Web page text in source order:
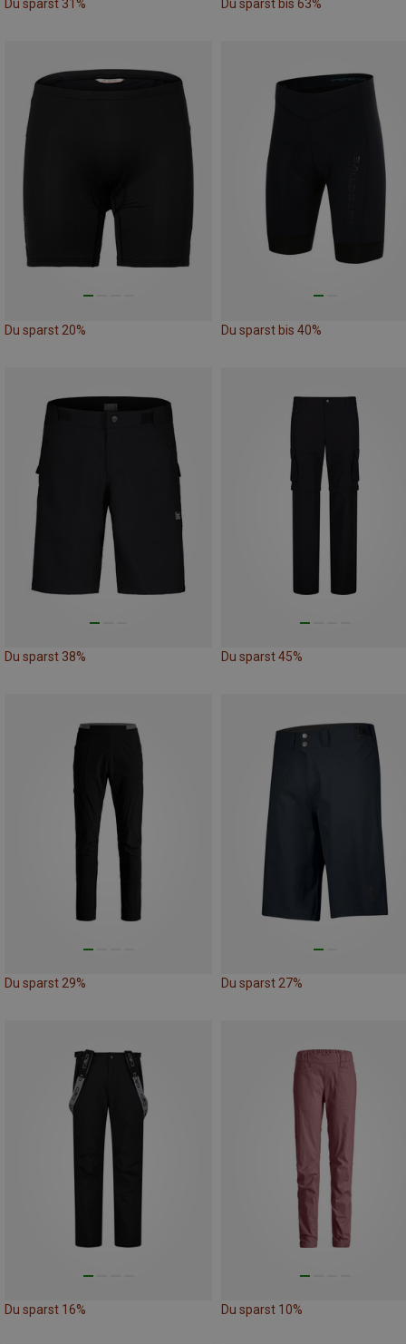
Du sparst 31% Du sparst bis 63%
Du sparst 20% Du sparst bis 40%
Du sparst 38% Du sparst 45%
Du sparst 29% Du sparst 27%
Du sparst 16% Du sparst 10%